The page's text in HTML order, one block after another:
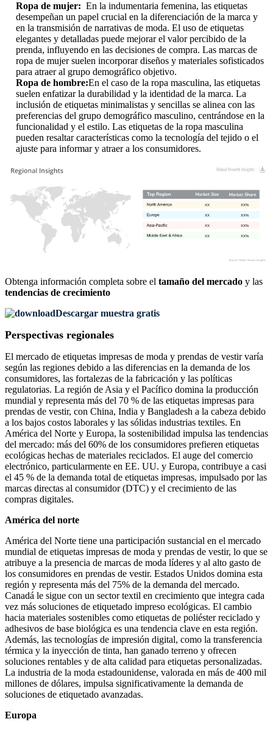
Ropa de mujer: En la indumentaria femenina, las etiquetas
desempeñan un papel crucial en la diferenciación de la marca y
en la transmisión de narrativas de moda. El uso de etiquetas
elegantes y detalladas puede mejorar el valor percibido de la
prenda, influyendo en las decisiones de compra. Las marcas de
ropa de mujer suelen incorporar diseños y materiales sofisticados
para atraer al grupo demográfico objetivo.
Ropa de hombre:En el caso de la ropa masculina, las etiquetas
suelen enfatizar la durabilidad y la identidad de la marca. La
inclusión de etiquetas minimalistas y sencillas se alinea con las
preferencias del grupo demográfico masculino, centrándose en la
funcionalidad y el estilo. Las etiquetas de la ropa masculina
pueden resaltar características como la tecnología del tejido o el
ajuste para informar y atraer a los consumidores.
XX%
XX
XX%
XX
XX%
XX
XX%
XX
Obtenga información completa sobre el tamaño del mercado y las
tendencias de crecimiento
Descargar muestra gratis
Perspectivas regionales
El mercado de etiquetas impresas de moda y prendas de vestir varía
según las regiones debido a las diferencias en la demanda de los
consumidores, las fortalezas de la fabricación y las políticas
regulatorias. La región de Asia y el Pacífico domina la producción
mundial y representa más del 70 % de las etiquetas impresas para
prendas de vestir, con China, India y Bangladesh a la cabeza debido
a los bajos costos laborales y las sólidas industrias textiles. En
América del Norte y Europa, la sostenibilidad impulsa las tendencias
del mercado: más del 60% de los consumidores prefieren etiquetas
ecológicas hechas de materiales reciclados. El auge del comercio
electrónico, particularmente en EE. UU. y Europa, contribuye a casi
el 45 % de la demanda total de etiquetas impresas, impulsado por las
marcas directas al consumidor (DTC) y el crecimiento de las
compras digitales.
América del norte
América del Norte tiene una participación sustancial en el mercado
mundial de etiquetas impresas de moda y prendas de vestir, lo que se
atribuye a la presencia de marcas de moda líderes y al alto gasto de
los consumidores en prendas de vestir. Estados Unidos domina esta
región y representa más del 75% de la demanda del mercado.
Canadá le sigue con un sector textil en crecimiento que integra cada
vez más soluciones de etiquetado impreso ecológicas. El cambio
hacia materiales sostenibles como etiquetas de poliéster reciclado y
adhesivos de base biológica es una tendencia clave en esta región.
Además, las tecnologías de impresión digital, como la transferencia
térmica y la inyección de tinta, han ganado terreno y ofrecen
soluciones rentables y de alta calidad para etiquetas personalizadas.
La industria de la moda estadounidense, valorada en más de 400 mil
millones de dólares, impulsa significativamente la demanda de
soluciones de etiquetado avanzadas.
Europa